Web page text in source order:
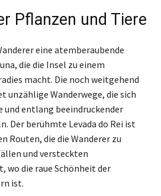
Pflanzen und Tiere
eine atemberaubende
die die Insel zu einem
macht. Die noch weitgehend
Wanderwege, die sich
und entlang beeindruckender
Der berühmte Levada do Rei ist
Routen, die die Wanderer zu
und versteckten
wo die raue Schönheit der
ist.